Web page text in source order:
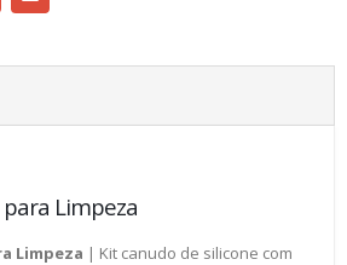
para Limpeza
Limpeza | Kit canudo de silicone com